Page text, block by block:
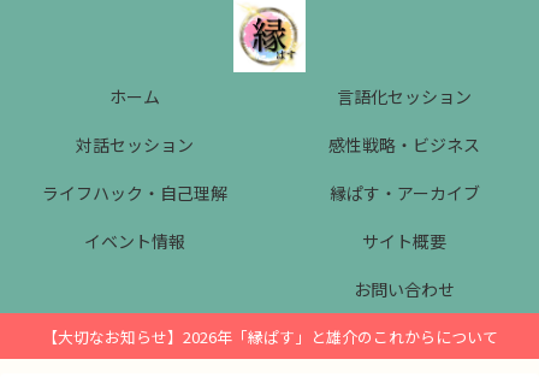
ホーム
言語化セッション
対話セッション
感性戦略・ビジネス
ライフハック・自己理解
縁ぱす・アーカイブ
イベント情報
サイト概要
お問い合わせ
【大切なお知らせ】2026年「縁ぱす」と雄介のこれからについて